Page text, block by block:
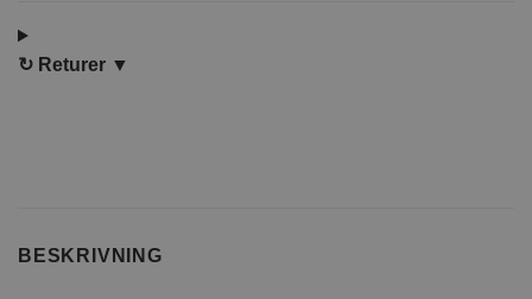
↻ Returer ▼
BESKRIVNING